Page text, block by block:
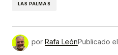
LAS PALMAS
por Rafa LeónPublicado el